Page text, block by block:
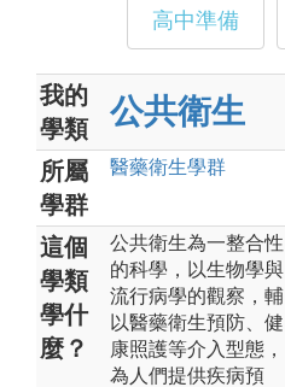
高中準備
我的
學類
公共衛生
所屬
學群
醫藥衛生學群
這個
學類
學什
麼？
公共衛生為一整合性
的科學，以生物學與
流行病學的觀察，輔
以醫藥衛生預防、健
康照護等介入型態，
為人們提供疾病預